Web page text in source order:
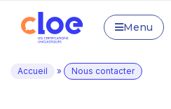
Menu
Accueil » Nous contacter